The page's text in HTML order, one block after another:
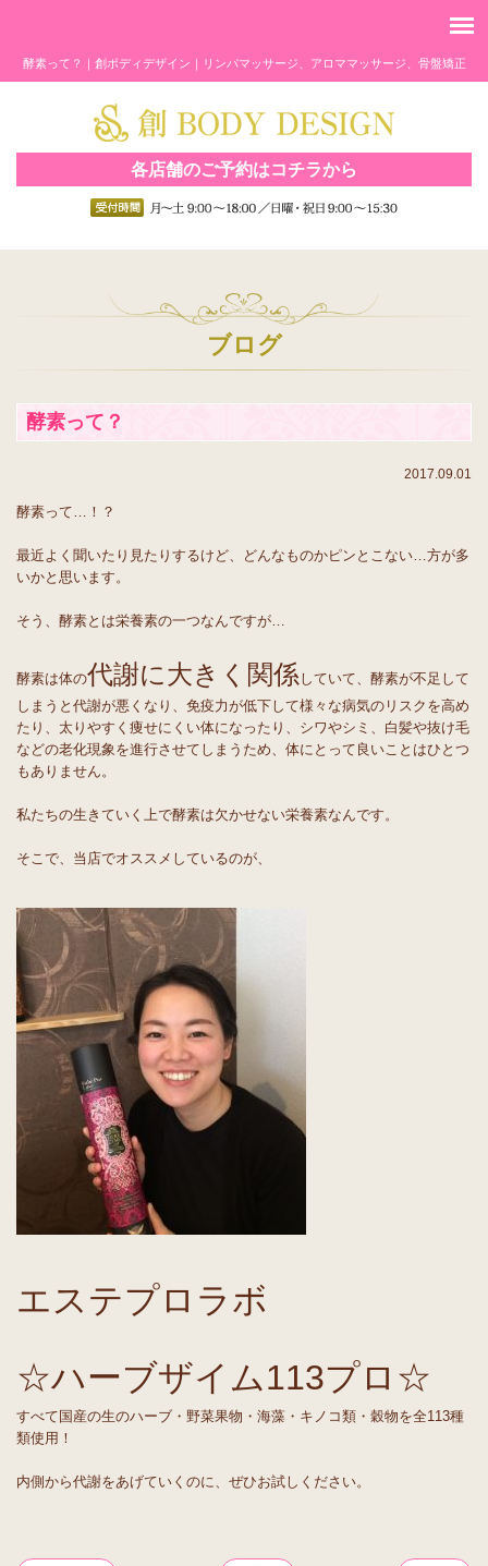
酵素って？｜創ボディデザイン｜リンパマッサージ、アロママッサージ、骨盤矯正
各店舗のご予約はコチラから
ブログ
酵素って？
2017.09.01
酵素って…！？
最近よく聞いたり見たりするけど、どんなものかピンとこない…方が多
いかと思います。
そう、酵素とは栄養素の一つなんですが…
酵素は体の代謝に大きく関係 していて、酵素が不足して
しまうと代謝が悪くなり、免疫力が低下して様々な病気のリスクを高め
たり、太りやすく痩せにくい体になったり、シワやシミ、白髪や抜け毛
などの老化現象を進行させてしまうため、体にとって良いことはひとつ
もありません。
私たちの生きていく上で酵素は欠かせない栄養素なんです。
そこで、当店でオススメしているのが、
エステプロラボ
☆ハーブザイム113プロ☆
すべて国産の生のハーブ・野菜果物・海藻・キノコ類・穀物を全113種
類使用！
内側から代謝をあげていくのに、ぜひお試しください。